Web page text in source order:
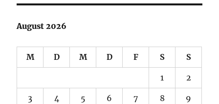
August 2026
M D M D F S S
1 2
3 4 5 6 7 8 9